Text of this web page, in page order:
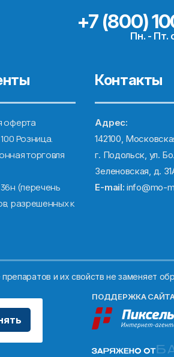
+7 (800)
Пн. - Пт.
оферта
Розница.
торговля
(перечень
разрешенных к
Контакты
Адрес:
142100,
г. Подольск, ул.
Зеленовская, д.
E-mail: info@mo-
и их свойств не заменяет
ПОДДЕРЖКА